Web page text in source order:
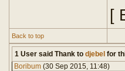
[
Back to top
1 User said Thank to djebel for
Boribum (30 Sep 2015, 11:48)